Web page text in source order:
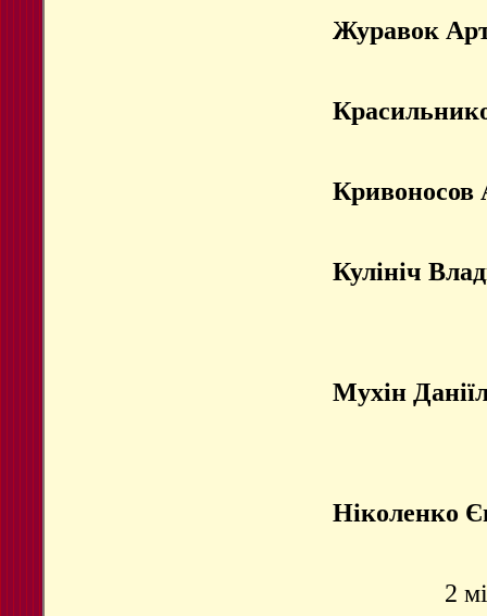
Журавок
Кривоносов
Кулініч
Мухін
Ніколенко
2